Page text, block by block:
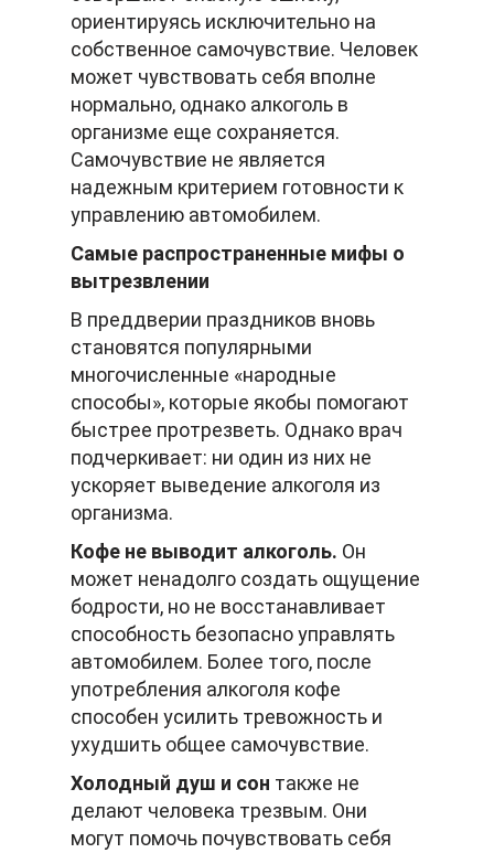
ориентируясь исключительно на
собственное самочувствие. Человек
может чувствовать себя вполне
нормально, однако алкоголь в
организме еще сохраняется.
Самочувствие не является
надежным критерием готовности к
управлению автомобилем.
Самые распространенные мифы о
вытрезвлении
В преддверии праздников вновь
становятся популярными
многочисленные «народные
способы», которые якобы помогают
быстрее протрезветь. Однако врач
подчеркивает: ни один из них не
ускоряет выведение алкоголя из
организма.
Кофе не выводит алкоголь. Он
может ненадолго создать ощущение
бодрости, но не восстанавливает
способность безопасно управлять
автомобилем. Более того, после
употребления алкоголя кофе
способен усилить тревожность и
ухудшить общее самочувствие.
Холодный душ и сон также не
делают человека трезвым. Они
могут помочь почувствовать себя